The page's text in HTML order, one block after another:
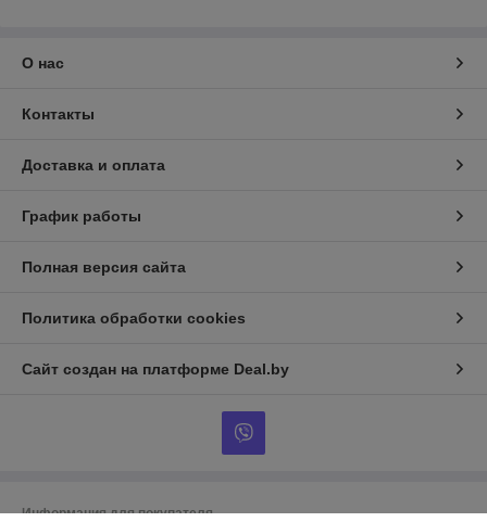
О нас
Контакты
Доставка и оплата
График работы
Полная версия сайта
Политика обработки cookies
Сайт создан на платформе Deal.by
Информация для покупателя